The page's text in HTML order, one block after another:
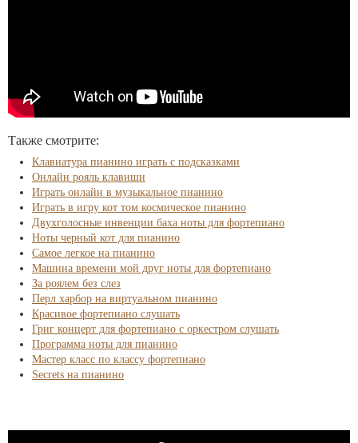
Также смотрите:
Клавиатура пианино играть с подсказками
Онлайн рояль клавиши
Играть онлайн в музыкальное пианино
Играть в игру кот том космическое пианино
Двухголосные инвенции баха ноты для фортепиано
Ноты черный кот для пианино
Самое легкое на пианино
Машина времени мой друг ноты для фортепиано
За роялем без слез
Перл харбор на виртуальном пианино
Красивое фортепиано слушать
Григ концерт для фортепиано с оркестром слушать
Программа ноты для пианино
Мастер класс по классу фортепиано
Secrets на пианино